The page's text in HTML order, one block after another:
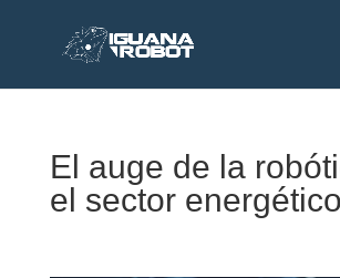
El auge de la
el sector energético